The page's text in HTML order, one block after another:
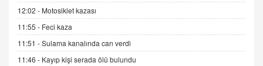
GÖNÜL MENEKŞE
Şifacının Yolu
04.11.2025 12:56
12:02 - Motosiklet kazası
11:55 - Feci kaza
11:51 -Sulama kanalında can verdi
11:46 - Kayıp kişi serada ölü bulundu